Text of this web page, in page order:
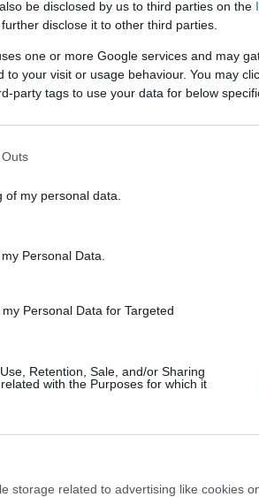
be disclosed by us to third parties on the
disclose it to other third parties.
one or more Google services and may
to your visit or usage behaviour. You may
party tags to use your data for below
my personal data.
Personal Data.
Personal Data for Targeted
Retention, Sale, and/or Sharing
with the Purposes for which it
storage related to advertising like cookies